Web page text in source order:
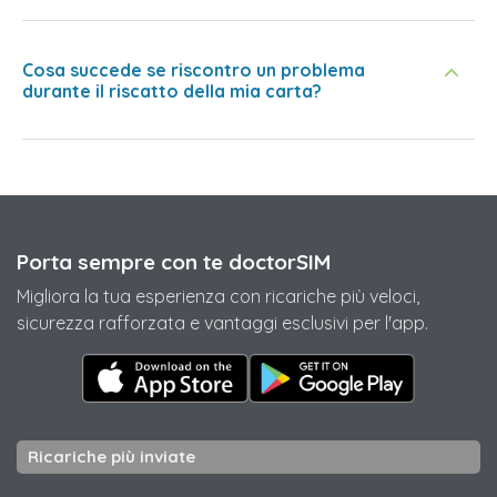
Cosa succede se riscontro un problema
durante il riscatto della mia carta?
Porta sempre con te doctorSIM
Migliora la tua esperienza con ricariche più veloci,
sicurezza rafforzata e vantaggi esclusivi per l'app.
Ricariche più inviate